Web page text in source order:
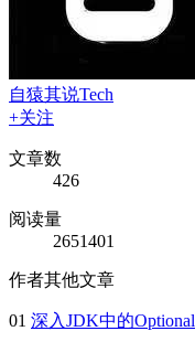
自猿其说Tech
+关注
文章数
426
阅读量
2651401
作者其他文章
01 深入JDK中的Optional